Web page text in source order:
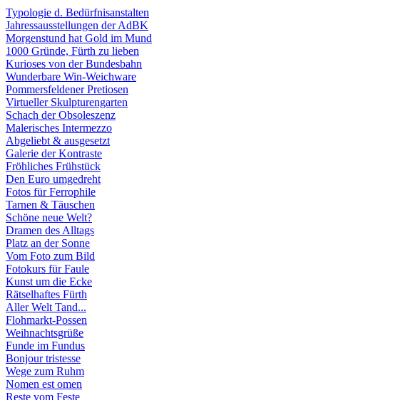
Typologie d. Bedürfnisanstalten
Jahressausstellungen der AdBK
Morgenstund hat Gold im Mund
1000 Gründe, Fürth zu lieben
Kurioses von der Bundesbahn
Wunderbare Win-Weichware
Pommersfeldener Pretiosen
Virtueller Skulpturengarten
Schach der Obsoleszenz
Malerisches Intermezzo
Abgeliebt & ausgesetzt
Galerie der Kontraste
Fröhliches Frühstück
Den Euro umgedreht
Fotos für Ferrophile
Tarnen & Täuschen
Schöne neue Welt?
Dramen des Alltags
Platz an der Sonne
Vom Foto zum Bild
Fotokurs für Faule
Kunst um die Ecke
Rätselhaftes Fürth
Aller Welt Tand...
Flohmarkt-Possen
Weihnachtsgrüße
Funde im Fundus
Bonjour tristesse
Wege zum Ruhm
Nomen est omen
Reste vom Feste